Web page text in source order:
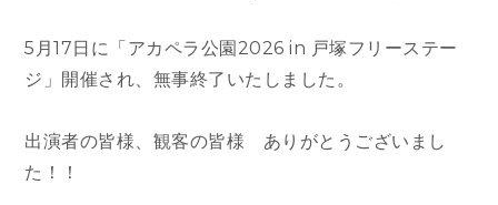
5月17日に「アカペラ公園2026 in 戸塚フリーステー
ジ」開催され、無事終了いたしました。
出演者の皆様、観客の皆様 ありがとうございまし
た！！